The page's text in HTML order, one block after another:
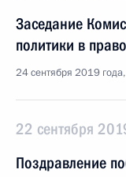
Заседание
политики в
24 сентября 2019
22 сентября
Поздравление